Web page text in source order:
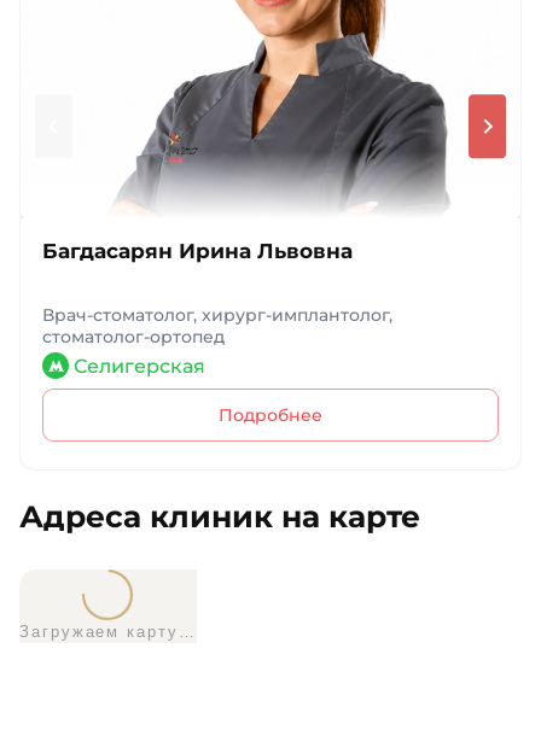
Багдасарян Ирина Львовна
Врач-стоматолог, хирург-имплантолог,
стоматолог-ортопед
Селигерская
Подробнее
Адреса клиник на карте
Загружаем карту…